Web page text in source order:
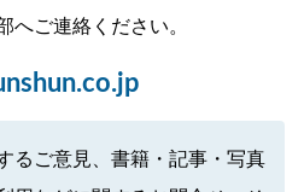
へご連絡ください。
るご意見、書籍・記事・写真